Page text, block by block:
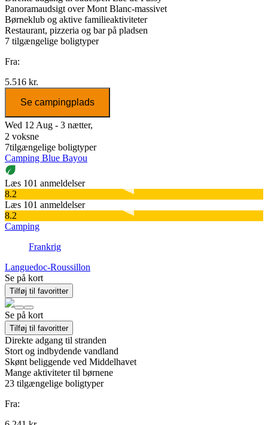
Panoramaudsigt over Mont Blanc-massivet
Børneklub og aktive familieaktiviteter
Restaurant, pizzeria og bar på pladsen
7 tilgængelige boligtyper
Fra:
5.516 kr.
Se campingplads
Wed 12 Aug - 3 nætter,
2 voksne
7tilgængelige boligtyper
Camping Blue Bayou
Læs 101 anmeldelser
8.2
Læs 101 anmeldelser
8.2
Camping
Frankrig
Languedoc-Roussillon
Se på kort
Tilføj til favoritter
Se på kort
Tilføj til favoritter
Direkte adgang til stranden
Stort og indbydende vandland
Skønt beliggende ved Middelhavet
Mange aktiviteter til børnene
23 tilgængelige boligtyper
Fra: